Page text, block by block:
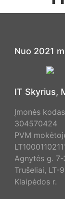
Nuo 2021
IT Skyrius,
Įmonės
304570424
PVM
Agnytės g. 7-
Trušeliai, LT-
Klaipėdos r.